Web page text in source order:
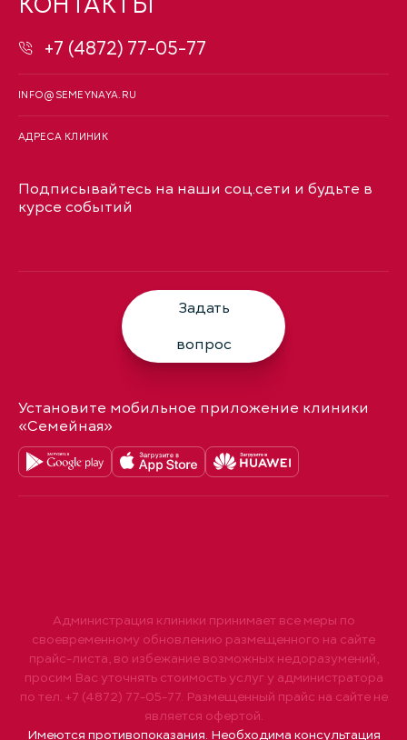
+7 (4872) 77-05-77
INFO@SEMEYNAYA.RU
АДРЕСА КЛИНИК
Подписывайтесь на наши соц.сети и будьте в
курсе событий
Задать
вопрос
Установите мобильное приложение клиники
«Семейная»
Администрация клиники принимает все меры по
своевременному обновлению размещенного на сайте
прайс-листа, во избежание возможных недоразумений,
просим Вас уточнять стоимость услуг у администратора
по тел. +7 (4872) 77-05-77. Размещенный прайс на сайте не
является офертой.
Имеются противопоказания. Необходима консультация